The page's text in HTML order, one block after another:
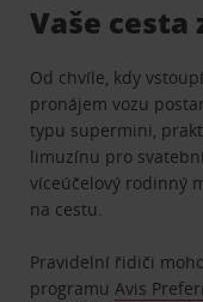
Vaše cesta
Od chvíle, kdy
pronájem vozu
typu supermini,
limuzínu pro
víceúčelový rodinný
na cestu.
Pravidelní řidiči
programuAvis